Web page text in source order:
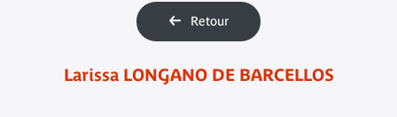
Retour
Larissa LONGANO DE BARCELLOS